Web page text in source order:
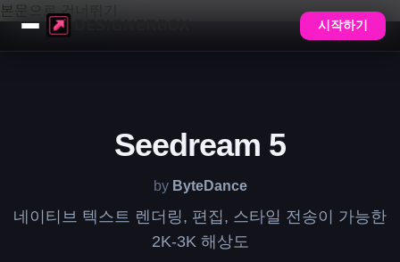
본문으로 건너뛰기
시작하기
Seedream 5
by ByteDance
네이티브 텍스트 렌더링, 편집, 스타일 전송이 가능한
2K-3K 해상도